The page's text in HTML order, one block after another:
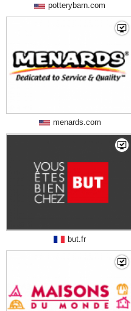
potterybarn.com
menards.com
but.fr